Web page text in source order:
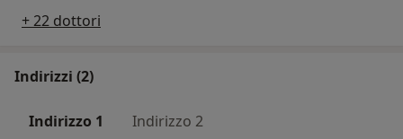
+ 22 dottori
Indirizzi (2)
Indirizzo 1 Indirizzo 2